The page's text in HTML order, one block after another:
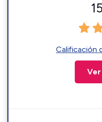
Calificación
Ver